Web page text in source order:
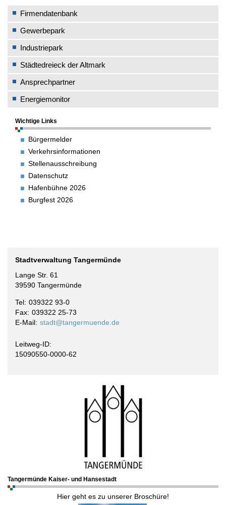
Firmendatenbank
Gewerbepark
Industriepark
Städtedreieck der Altmark
Ansprechpartner
Energiemonitor
Wichtige Links
Bürgermelder
Verkehrsinformationen
Stellenausschreibung
Datenschutz
Hafenbühne 2026
Burgfest 2026
Stadtverwaltung Tangermünde
Lange Str. 61
39590 Tangermünde
Tel
039322 93-0
Fax 039322 25-73
E-Mail
stadt@tangermuende.de
Leitweg-ID:
15090550-0000-62
Tangermünde Kaiser- und Hansestadt
Hier geht es zu unserer Broschüre!